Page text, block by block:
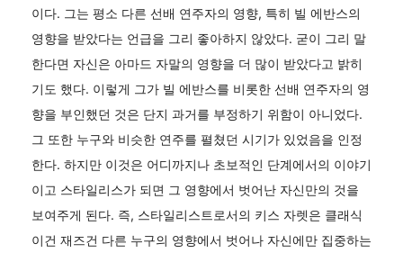
이다. 그는 평소 다른 선배 연주자의 영향, 특히 빌 에반스의
영향을 받았다는 언급을 그리 좋아하지 않았다. 굳이 그리 말
한다면 자신은 아마드 자말의 영향을 더 많이 받았다고 밝히
기도 했다. 이렇게 그가 빌 에반스를 비롯한 선배 연주자의 영
향을 부인했던 것은 단지 과거를 부정하기 위함이 아니었다.
그 또한 누구와 비슷한 연주를 펼쳤던 시기가 있었음을 인정
한다. 하지만 이것은 어디까지나 초보적인 단계에서의 이야기
이고 스타일리스가 되면 그 영향에서 벗어난 자신만의 것을
보여주게 된다. 즉, 스타일리스트로서의 키스 자렛은 클래식
이건 재즈건 다른 누구의 영향에서 벗어나 자신에만 집중하는